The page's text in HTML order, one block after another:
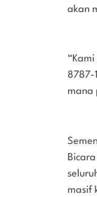
akan
8787-
mana
masif